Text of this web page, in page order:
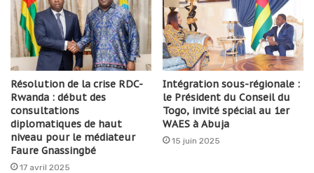
Résolution de la crise RDC-
Rwanda : début des
consultations
diplomatiques de haut
niveau pour le médiateur
Faure Gnassingbé
17 avril 2025
Intégration sous-régionale :
le Président du Conseil du
Togo, invité spécial au 1er
WAES à Abuja
15 juin 2025